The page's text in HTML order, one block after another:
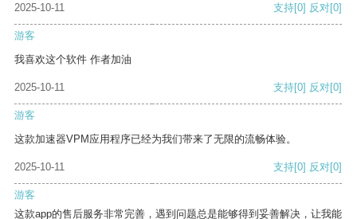
2025-10-11
支持[0] 反对[0]
游客
我喜欢这个软件 作者加油
2025-10-11 支持[0] 反对[0]
游客
这款加速器VPM应用程序已经为我们带来了无限的流畅体验。
2025-10-11 支持[0] 反对[0]
游客
这款app的售后服务非常完善，遇到问题总是能够得到妥善解决，让我能